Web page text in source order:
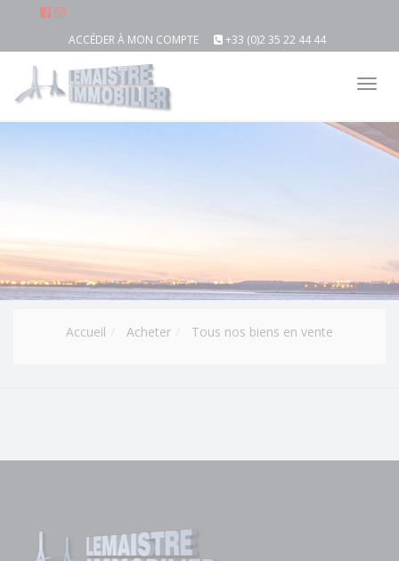
ACCÉDER À MON COMPTE +33 (0)2 35 22 44 44
Accueil Acheter Tous nos biens en vente